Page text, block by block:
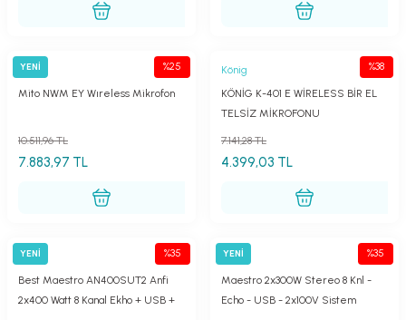
YENİ %25
MİTO
Mito NWM EY Wıreless Mikrofon
7.883,97 TL
10.511,96 TL
%38
König
KÖNİG K-401 E WİRELESS BİR EL
TELSİZ MİKROFONU
4.399,03 TL
7.141,28 TL
YENİ %35
Best
Best Maestro AN400SUT2 Anfi
2x400 Watt 8 Kanal Ekho + USB +
YENİ %35
Best
Maestro 2x300W Stereo 8 Knl -
Echo - USB - 2x100V Sistem